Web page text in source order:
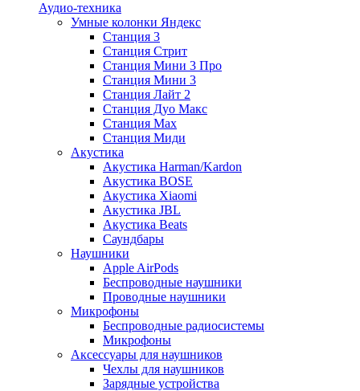
Аудио-техника
Умные колонки Яндекс
Станция 3
Станция Стрит
Станция Мини 3 Про
Станция Мини 3
Станция Лайт 2
Станция Дуо Макс
Станция Max
Станция Миди
Акустика
Акустика Harman/Kardon
Акустика BOSE
Акустика Xiaomi
Акустика JBL
Акустика Beats
Саундбары
Наушники
Apple AirPods
Беспроводные наушники
Проводные наушники
Микрофоны
Беспроводные радиосистемы
Микрофоны
Аксессуары для наушников
Чехлы для наушников
Зарядные устройства